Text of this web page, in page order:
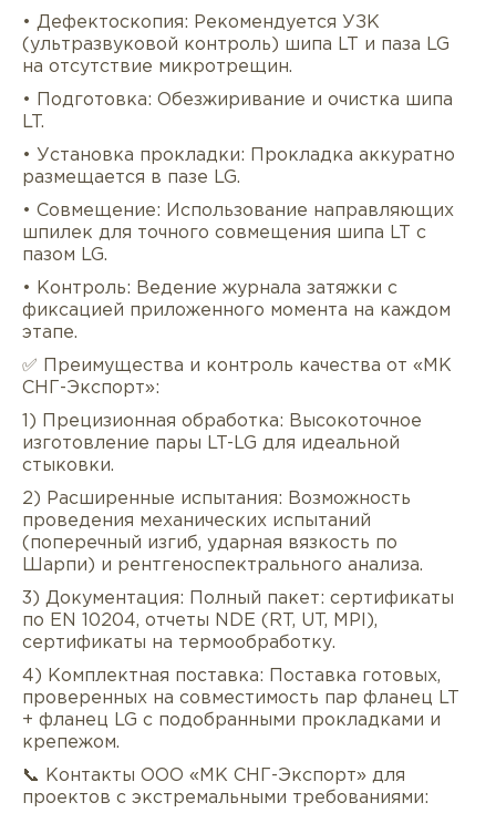
• Дефектоскопия: Рекомендуется УЗК
(ультразвуковой контроль) шипа LT и паза LG
на отсутствие микротрещин.
• Подготовка: Обезжиривание и очистка шипа
LT.
• Установка прокладки: Прокладка аккуратно
размещается в пазе LG.
• Совмещение: Использование направляющих
шпилек для точного совмещения шипа LT с
пазом LG.
• Контроль: Ведение журнала затяжки с
фиксацией приложенного момента на каждом
этапе.
✅ Преимущества и контроль качества от «МК
СНГ-Экспорт»:
1) Прецизионная обработка: Высокоточное
изготовление пары LT-LG для идеальной
стыковки.
2) Расширенные испытания: Возможность
проведения механических испытаний
(поперечный изгиб, ударная вязкость по
Шарпи) и рентгеноспектрального анализа.
3) Документация: Полный пакет: сертификаты
по EN 10204, отчеты NDE (RT, UT, MPI),
сертификаты на термообработку.
4) Комплектная поставка: Поставка готовых,
проверенных на совместимость пар фланец LT
+ фланец LG с подобранными прокладками и
крепежом.
📞 Контакты ООО «МК СНГ-Экспорт» для
проектов с экстремальными требованиями: